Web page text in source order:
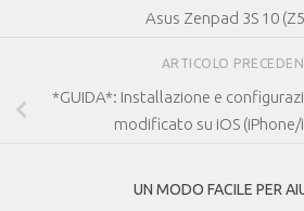
Asus Zenpad 3S 10
ARTICOLO
*GUIDA*: Installazione e
modificato su iOS
UN MODO FACILE PER